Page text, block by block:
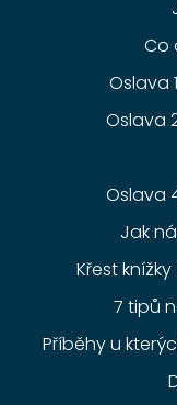
Co
Oslava
Oslava
Oslava
Jak
Křest
7 tipů
Příběhy u